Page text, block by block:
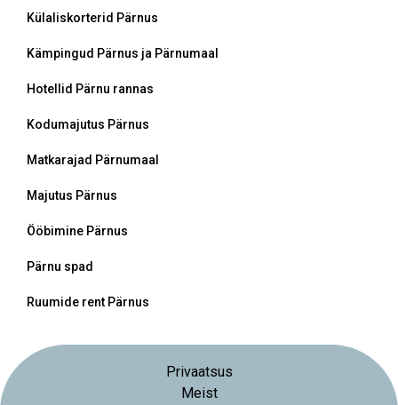
Külaliskorterid Pärnus
Kämpingud Pärnus ja Pärnumaal
Hotellid Pärnu rannas
Kodumajutus Pärnus
Matkarajad Pärnumaal
Majutus Pärnus
Ööbimine Pärnus
Pärnu spad
Ruumide rent Pärnus
Privaatsus
Meist